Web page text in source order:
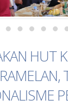
HUT